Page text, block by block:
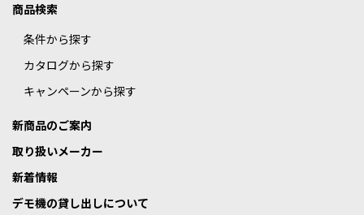
商品検索
条件から探す
カタログから探す
キャンペーンから探す
新商品のご案内
取り扱いメーカー
新着情報
デモ機の貸し出しについて